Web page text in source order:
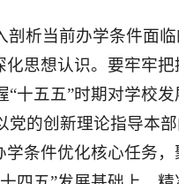
析当前办学条件面
思想认识。要牢牢
十五五”时期对学校
的创新理论指导本
条件优化核心任务